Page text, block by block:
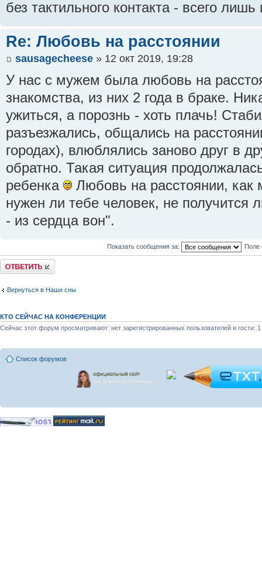
без тактильного контакта - всего
Re: Любовь на расстоянии
sausagecheese » 12 окт 2019, 19:28
У нас с мужем была любовь на
знакомства, из них 2 года в браке.
ужиться, а порознь - хоть плачь!
разъезжались, общались на
городах), влюблялись заново друг в
обратно. Такая ситуация
ребенка
Любовь на расстоянии, как
нужен ли тебе человек, не получится
- из сердца вон".
Показать сообщения за: Поле
Ответить
Вернуться в Наши сны
КТО СЕЙЧАС НА КОНФЕРЕНЦИИ
Сейчас этот форум просматривают: нет зарегистрированных пользователей и гости: 1
Список форумов